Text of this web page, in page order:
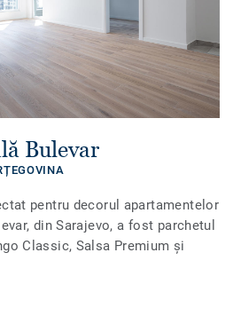
Bulevar
pentru decorul apartamentelor
din Sarajevo, a fost parchetul
Classic, Salsa Premium şi